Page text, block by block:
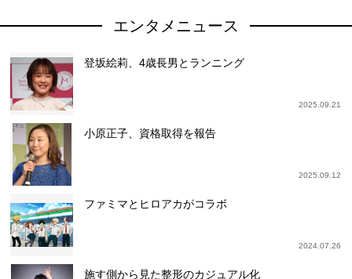
エンタメニュース
登坂絵莉、4歳長男とランニング
2025.09.21
小原正子、資格取得を報告
2025.09.12
ファミマとヒロアカがコラボ
2024.07.26
施す側から見た整形のカジュアル化